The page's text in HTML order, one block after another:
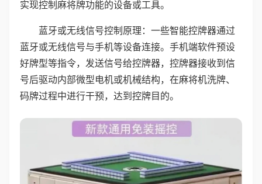
实现控制麻将牌功能的设备或工具。
蓝牙或无线信号控制原理：一些智能控牌器通过
蓝牙或无线信号与手机等设备连接。手机端软件预设
好牌型等指令，发送信号给控牌器，控牌器接收到信
号后驱动内部微型电机或机械结构，在麻将机洗牌、
码牌过程中进行干预，达到控牌目的。